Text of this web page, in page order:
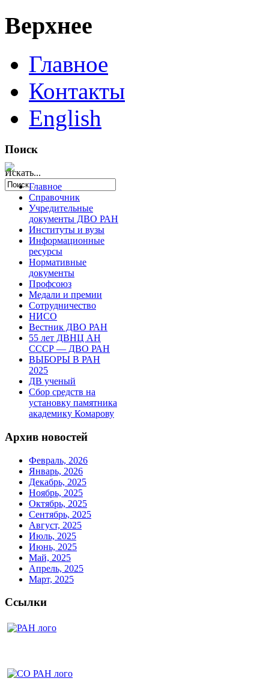
Верхнее
Главное
Контакты
English
Поиск
Искать...
Главное
Справочник
Учредительные
документы ДВО РАН
Институты и вузы
Информационные
ресурсы
Нормативные
документы
Профсоюз
Медали и премии
Сотрудничество
НИСО
Вестник ДВО РАН
55 лет ДВНЦ АН
СССР — ДВО РАН
ВЫБОРЫ В РАН
2025
ДВ ученый
Сбор средств на
установку памятника
академику Комарову
Архив новостей
Февраль, 2026
Январь, 2026
Декабрь, 2025
Ноябрь, 2025
Октябрь, 2025
Сентябрь, 2025
Август, 2025
Июль, 2025
Июнь, 2025
Май, 2025
Апрель, 2025
Март, 2025
Ссылки